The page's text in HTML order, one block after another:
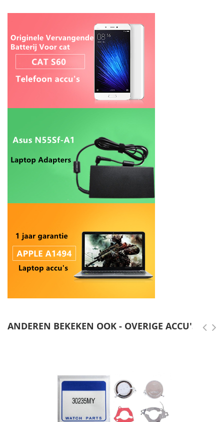
ANDEREN BEKEKEN OOK - OVERIGE ACCU'S